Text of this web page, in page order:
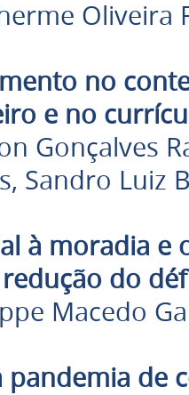
Oliveira
no
e no
Gonçalves
Sandro Luiz
à moradia e
do
Macedo
de